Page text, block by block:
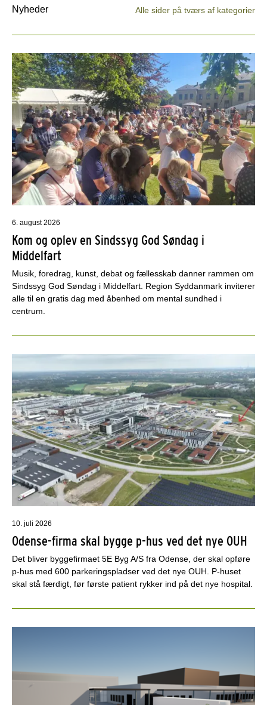
Nyheder Alle sider på tværs af kategorier
6. august 2026
Kom og oplev en Sindssyg God Søndag i
Middelfart
Musik, foredrag, kunst, debat og fællesskab danner rammen om
Sindssyg God Søndag i Middelfart. Region Syddanmark inviterer
alle til en gratis dag med åbenhed om mental sundhed i
centrum.
10. juli 2026
Odense-firma skal bygge p-hus ved det nye OUH
Det bliver byggefirmaet 5E Byg A/S fra Odense, der skal opføre
p-hus med 600 parkeringspladser ved det nye OUH. P-huset
skal stå færdigt, før første patient rykker ind på det nye hospital.